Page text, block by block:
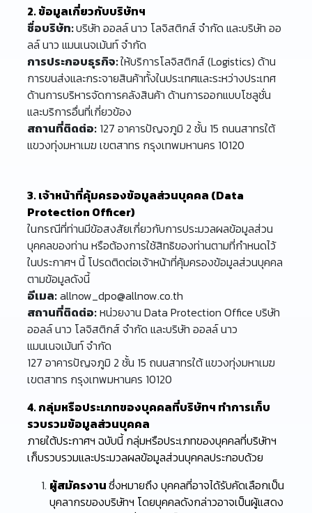
2. ข้อมูลเกี่ยวกับบริษัทฯ
ชื่อบริษัท:บริษัท ออลล์ นาว โลจิสติกส์ จำกัด และบริษัท ออ
ลล์ นาว แมนเนจเม้นท์ จำกัด
การประกอบธุรกิจ:ให้บริการโลจิสติกส์ (Logistics) ด้าน
การขนส่งและกระจายสินค้าทั้งในประเทศและระหว่างประเทศ
ด้านการบริหารจัดการคลังสินค้า ด้านการออกแบบโซลูชั่น
และบริการอื่นที่เกี่ยวข้อง
สถานที่ติดต่อ: 127 อาคารปัญจภูมิ 2 ชั้น 15 ถนนสาทรใต้
แขวงทุ่งมหาเมฆ เขตสาทร กรุงเทพมหานคร 10120
3. เจ้าหน้าที่คุ้มครองข้อมูลส่วนบุคคล (Data
Protection Officer)
ในกรณีที่ท่านมีข้อสงสัยเกี่ยวกับการประมวลผลข้อมูลส่วน
บุคคลของท่าน หรือต้องการใช้สิทธิของท่านตามที่กำหนดไว้
ในประกาศฯ นี้ โปรดติดต่อเจ้าหน้าที่คุ้มครองข้อมูลส่วนบุคคล
ตามข้อมูลดังนี้
อีเมล:allnow_dpo@allnow.co.th
สถานที่ติดต่อ:หน่วยงาน Data Protection Office บริษัท
ออลล์ นาว โลจิสติกส์ จำกัด และบริษัท ออลล์ นาว
แมนเนจเม้นท์ จำกัด
127 อาคารปัญจภูมิ 2 ชั้น 15 ถนนสาทรใต้ แขวงทุ่งมหาเมฆ
เขตสาทร กรุงเทพมหานคร 10120
4. กลุ่มหรือประเภทของบุคคลที่บริษัทฯ ทำการเก็บ
รวบรวมข้อมูลส่วนบุคคล
ภายใต้ประกาศฯ ฉบับนี้ กลุ่มหรือประเภทของบุคคลที่บริษัทฯ
เก็บรวบรวมและประมวลผลข้อมูลส่วนบุคคลประกอบด้วย
ผู้สมัครงานซึ่งหมายถึง บุคคลที่อาจได้รับคัดเลือกเป็น
บุคลากรของบริษัทฯ โดยบุคคลดังกล่าวอาจเป็นผู้แสดง